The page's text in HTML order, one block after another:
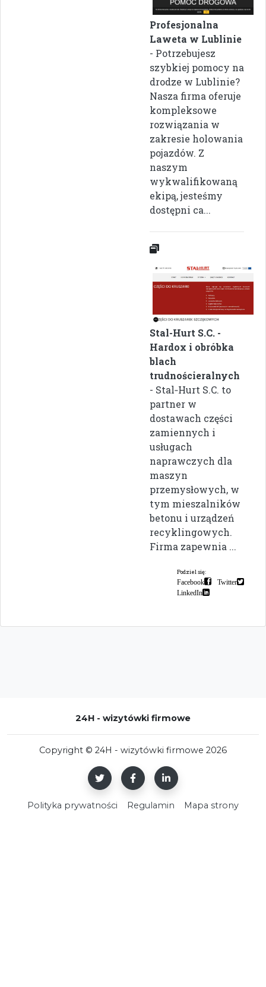
Profesjonalna
Laweta w Lublinie
- Potrzebujesz
szybkiej pomocy na
drodze w Lublinie?
Nasza firma oferuje
kompleksowe
rozwiązania w
zakresie holowania
pojazdów. Z
naszym
wykwalifikowaną
ekipą, jesteśmy
dostępni ca...
Stal-Hurt S.C. -
Hardox i obróbka
blach
trudnościeralnych
- Stal‑Hurt S.C. to
partner w
dostawach części
zamiennych i
usługach
naprawczych dla
maszyn
przemysłowych, w
tym mieszalników
betonu i urządzeń
recyklingowych.
Firma zapewnia ...
Podziel się:
Facebook
Twitter
LinkedIn
24H - wizytówki firmowe
Copyright © 24H - wizytówki firmowe 2026
Polityka prywatności Regulamin Mapa strony